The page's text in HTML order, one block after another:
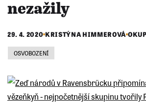
nezažily
29. 4. 2020 KRISTÝNA HIMMEROVÁ
OSVOBOZENÍ